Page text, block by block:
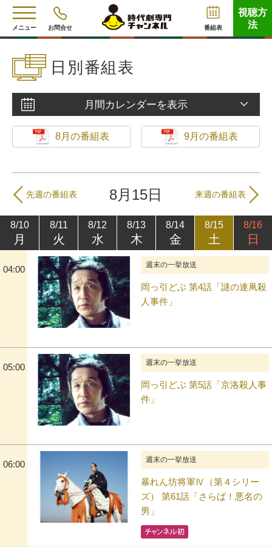
メニュー お問合せ 番組表
視聴方
法
日別番組表
月間カレンダーを表示
8月の番組表 9月の番組表
先週の番組表 8月15日 来週の番組表
8/10
月
8/11
火
8/12
水
8/13
木
8/14
金
8/15
土
8/16
日
04:00 週末の一挙放送
岡っ引どぶ 第4話「謎の連凧殺
人事件」
05:00 週末の一挙放送
岡っ引どぶ 第5話「京洛殺人事
件」
06:00 週末の一挙放送
暴れん坊将軍Ⅳ（第４シリー
ズ） 第61話「さらば！悪名の
男」